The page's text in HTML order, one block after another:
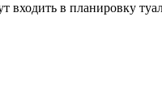
входить в планировку